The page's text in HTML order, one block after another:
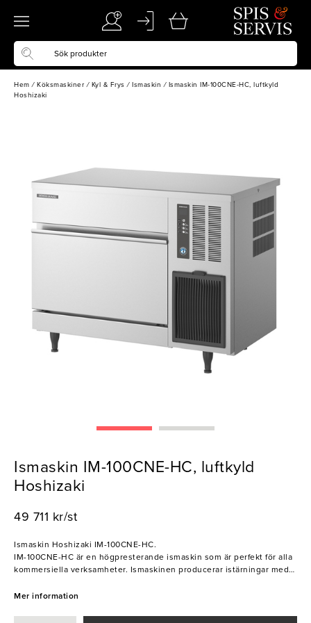
Hem / Köksmaskiner / Kyl & Frys / Ismaskin / Ismaskin IM-100CNE-HC, luftkyld
Hoshizaki
Ismaskin IM-100CNE-HC, luftkyld
Hoshizaki
49 711 kr/st
Ismaskin Hoshizaki IM-100CNE-HC.
IM-100CNE-HC är en högpresterande ismaskin som är perfekt för alla
kommersiella verksamheter. Ismaskinen producerar istärningar med
perfekt för restauranger, barer, hotell och andra platser med hög
Mer information